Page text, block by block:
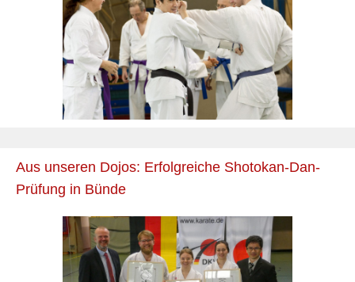
Aus unseren Dojos: Erfolgreiche Shotokan-Dan-
Prüfung in Bünde